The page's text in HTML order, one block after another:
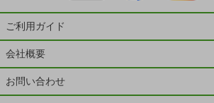
ご利用ガイド
会社概要
お問い合わせ